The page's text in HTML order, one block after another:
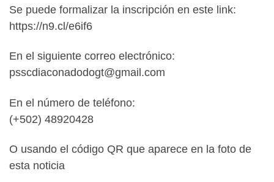
Se puede formalizar la inscripción en este link:
https://n9.cl/e6if6
En el siguiente correo electrónico:
psscdiaconadodogt@gmail.com
En el número de teléfono:
(+502) 48920428
O usando el código QR que aparece en la foto de
esta noticia